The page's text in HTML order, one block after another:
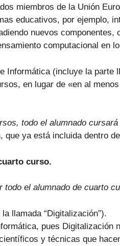
miembros de la Unión
educativos, por ejemplo,
nuevos
computacional en
Informática (incluye la parte
en lugar de «en al
todo el alumnado
que ya está incluida dentro
curso.
todo el alumnado de cuarto
llamada “Digitalización”).
pues Digitalización
y técnicas que